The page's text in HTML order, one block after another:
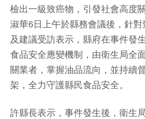
檢出一級致癌物，引發社會高度
淑華6日上午於縣務會議後，針
及建議受訪表示，縣府在事件發
食品安全應變機制，由衛生局全
關業者，掌握油品流向，並持續
架，全力守護縣民食品安全。
許縣長表示，事件發生後，衛生